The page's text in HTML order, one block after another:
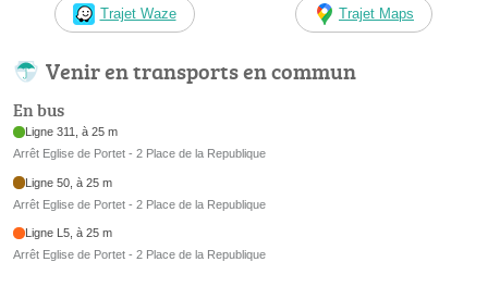
Trajet Waze Trajet Maps
Venir en transports en commun
En bus
Ligne 311, à 25 m
Arrêt Eglise de Portet - 2 Place de la Republique
Ligne 50, à 25 m
Arrêt Eglise de Portet - 2 Place de la Republique
Ligne L5, à 25 m
Arrêt Eglise de Portet - 2 Place de la Republique